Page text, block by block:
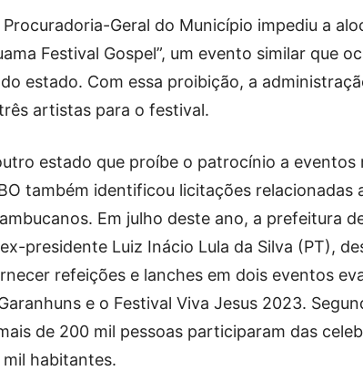
Procuradoria-Geral do Município impediu a
Festival Gospel”, um evento similar que
estado. Com essa proibição, a
artistas para o festival.
estado que proíbe o patrocínio a eventos
também identificou licitações relacionadas
Em julho deste ano, a prefeitura
presidente Luiz Inácio Lula da Silva (PT),
refeições e lanches em dois eventos
e o Festival Viva Jesus 2023.
de 200 mil pessoas participaram das
habitantes.